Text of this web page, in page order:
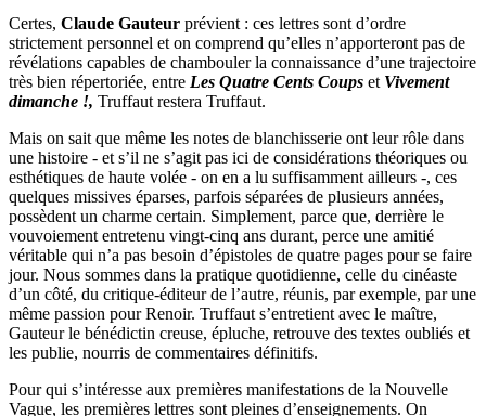
Certes, Claude Gauteur prévient : ces lettres sont d’ordre
strictement personnel et on comprend qu’elles n’apporteront pas de
révélations capables de chambouler la connaissance d’une trajectoire
très bien répertoriée, entre Les Quatre Cents Coups et Vivement
dimanche !, Truffaut restera Truffaut.
Mais on sait que même les notes de blanchisserie ont leur rôle dans
une histoire - et s’il ne s’agit pas ici de considérations théoriques ou
esthétiques de haute volée - on en a lu suffisamment ailleurs -, ces
quelques missives éparses, parfois séparées de plusieurs années,
possèdent un charme certain. Simplement, parce que, derrière le
vouvoiement entretenu vingt-cinq ans durant, perce une amitié
véritable qui n’a pas besoin d’épistoles de quatre pages pour se faire
jour. Nous sommes dans la pratique quotidienne, celle du cinéaste
d’un côté, du critique-éditeur de l’autre, réunis, par exemple, par une
même passion pour Renoir. Truffaut s’entretient avec le maître,
Gauteur le bénédictin creuse, épluche, retrouve des textes oubliés et
les publie, nourris de commentaires définitifs.
Pour qui s’intéresse aux premières manifestations de la Nouvelle
Vague, les premières lettres sont pleines d’enseignements. On